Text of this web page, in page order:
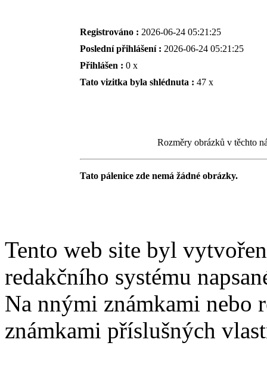
Registrováno : 2026-06-24 05:21:25
Poslední přihlášení : 2026-06-24 05:21:25
Přihlášen : 0 x
Tato vizitka byla shlédnuta : 47 x
Rozměry obrázků v těchto
Tato pálenice zde nemá žádné obrázky.
Tento web site byl
redakčního systému
Na nnými známkami nebo
známkami příslušných